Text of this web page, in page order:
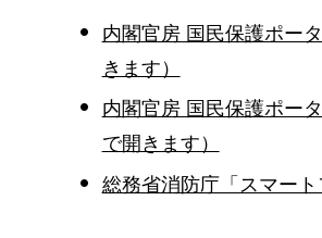
内閣官房 国民保護ポー
きます）
内閣官房 国民保護ポー
で開きます）
総務省消防庁「スマー